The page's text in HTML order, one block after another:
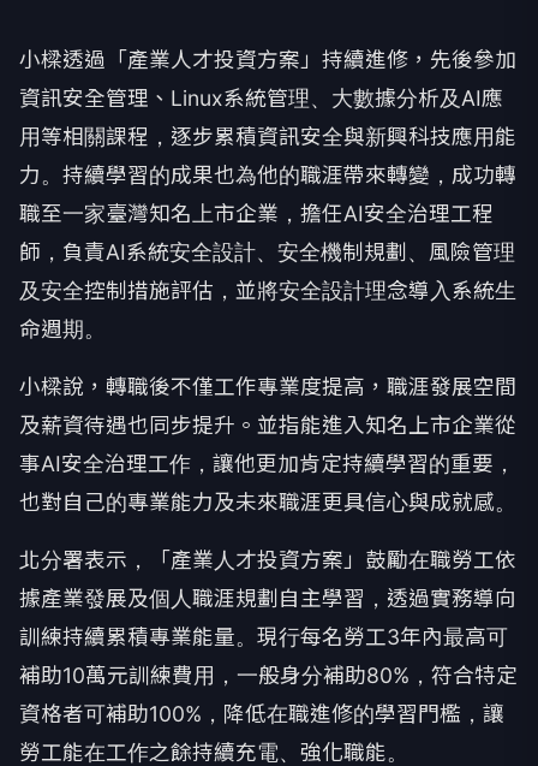
小樑透過「產業人才投資方案」持續進修，先後參加
資訊安全管理、Linux系統管理、大數據分析及AI應
用等相關課程，逐步累積資訊安全與新興科技應用能
力。持續學習的成果也為他的職涯帶來轉變，成功轉
職至一家臺灣知名上市企業，擔任AI安全治理工程
師，負責AI系統安全設計、安全機制規劃、風險管理
及安全控制措施評估，並將安全設計理念導入系統生
命週期。
小樑說，轉職後不僅工作專業度提高，職涯發展空間
及薪資待遇也同步提升。並指能進入知名上市企業從
事AI安全治理工作，讓他更加肯定持續學習的重要，
也對自己的專業能力及未來職涯更具信心與成就感。
北分署表示，「產業人才投資方案」鼓勵在職勞工依
據產業發展及個人職涯規劃自主學習，透過實務導向
訓練持續累積專業能量。現行每名勞工3年內最高可
補助10萬元訓練費用，一般身分補助80%，符合特定
資格者可補助100%，降低在職進修的學習門檻，讓
勞工能在工作之餘持續充電、強化職能。